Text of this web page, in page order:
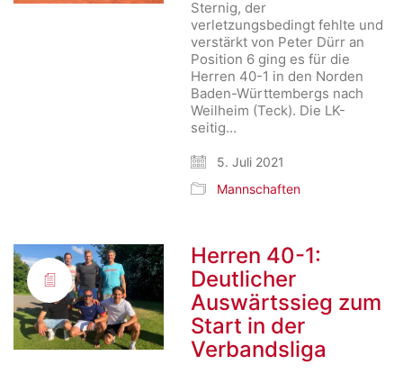
Sternig, der
verletzungsbedingt fehlte und
verstärkt von Peter Dürr an
Position 6 ging es für die
Herren 40-1 in den Norden
Baden-Württembergs nach
Weilheim (Teck). Die LK-
seitig…
5. Juli 2021
Mannschaften
Herren 40-1:
Deutlicher
Auswärtssieg zum
Start in der
Verbandsliga